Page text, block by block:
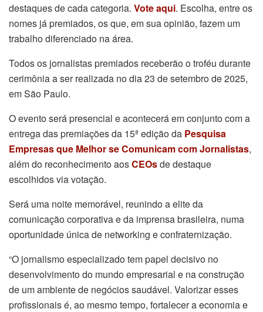
destaques de cada categoria. Vote aqui. Escolha, entre os
nomes já premiados, os que, em sua opinião, fazem um
trabalho diferenciado na área.
Todos os jornalistas premiados receberão o troféu durante
cerimônia a ser realizada no dia 23 de setembro de 2025,
em São Paulo.
O evento será presencial e acontecerá em conjunto com a
entrega das premiações da 15ª edição da Pesquisa
Empresas que Melhor se Comunicam com Jornalistas,
além do reconhecimento aosCEOsde destaque
escolhidos via votação.
Será uma noite memorável, reunindo a elite da
comunicação corporativa e da imprensa brasileira, numa
oportunidade única de networking e confraternização.
“O jornalismo especializado tem papel decisivo no
desenvolvimento do mundo empresarial e na construção
de um ambiente de negócios saudável. Valorizar esses
profissionais é, ao mesmo tempo, fortalecer a economia e